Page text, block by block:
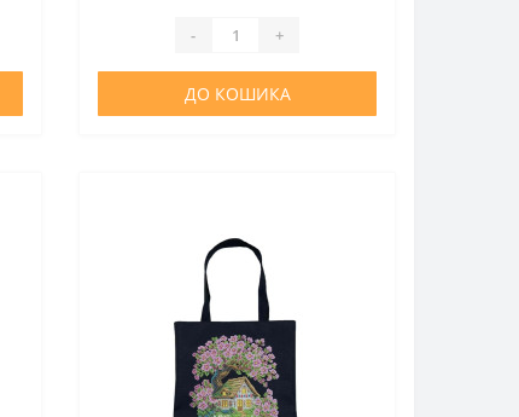
повністю зшитий та не потребує
- +
ДО КОШИКА